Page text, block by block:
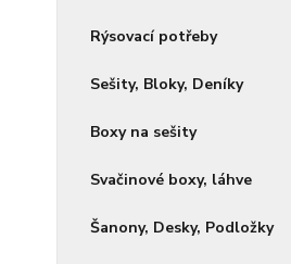
Rýsovací potřeby
Sešity, Bloky, Deníky
Boxy na sešity
Svačinové boxy, láhve
Šanony, Desky, Podložky